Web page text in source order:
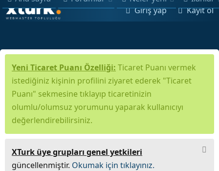
Giriş yap Kayıt ol
Yeni Ticaret Puanı Özelliği: Ticaret Puanı vermek
istediğiniz kişinin profilini ziyaret ederek "Ticaret
Puanı" sekmesine tıklayıp ticaretinizin
olumlu/olumsuz yorumunu yaparak kullanıcıyı
değerlendirebilirsiniz.
XTurk üye grupları genel yetkileri
güncellenmiştir. Okumak için tıklayınız.